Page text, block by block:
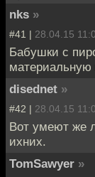
nks »
#41 | 28.04.15
Бабушки с
материальную
disednet »
#42 | 28.04.15
Вот умеют же
ихних.
TomSawyer »